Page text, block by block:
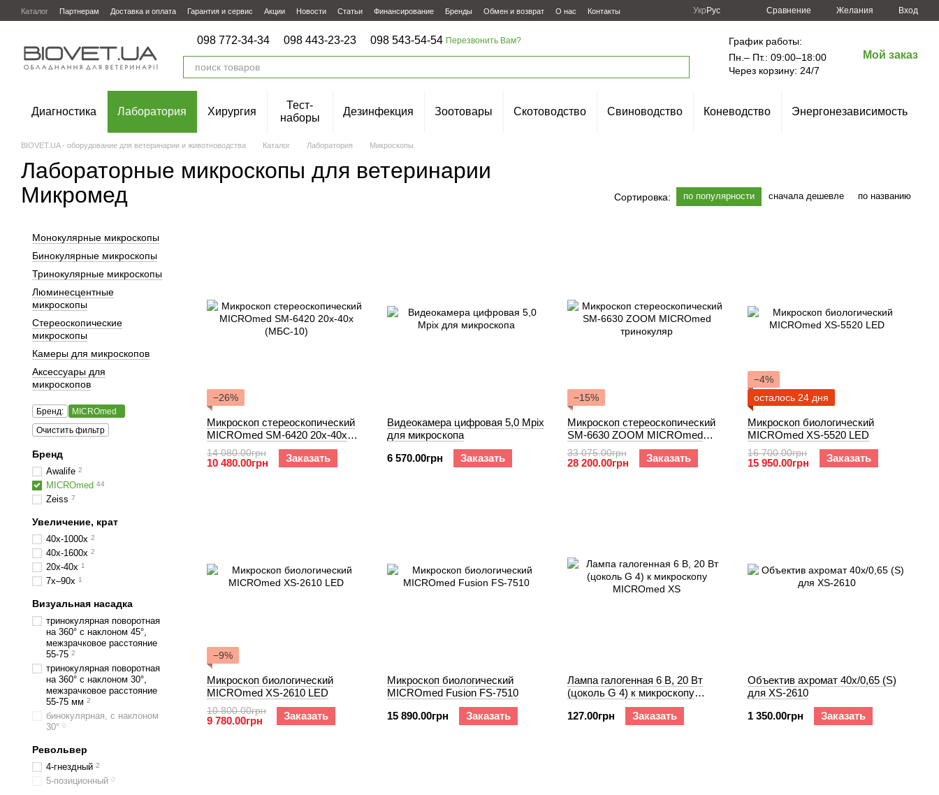
Перейти к основному контенту
Каталог Партнерам Доставка и оплата Гарантия и сервис Акции Новости Статьи Финансирование Бренды Обмен и возврат О нас Контакты Укр Рус Сравнение Желания Вход
098 772-34-34 098 443-23-23 098 543-54-54 Перезвонить Вам?
График работы:
Пн.– Пт.: 09:00–18:00
Через корзину: 24/7
Мой заказ
Диагностика Лаборатория Хирургия
Тест-
наборы
Дезинфекция Зоотовары Скотоводство Свиноводство Коневодство Энергонезависимость
BIOVET.UA - оборудование для ветеринарии и животноводства Каталог Лаборатория Микроскопы
Лабораторные микроскопы для ветеринарии
Микромед
Сортировка: по популярности сначала дешевле по названию
−26%
Микроскоп стереоскопический
MICROmed SM-6420 20x-40x
(МБС-10)
14 080.00грн
10 480.00грн Заказать
Видеокамера цифровая 5,0 Mpix
для микроскопа
6 570.00грн
Заказать
−15%
Микроскоп стереоскопический
SM-6630 ZOOM MICROmed
тринокуляр
33 075.00грн
28 200.00грн Заказать
−4%
осталось 24 дня
Микроскоп биологический
MICROmed XS-5520 LED
16 700.00грн
15 950.00грн Заказать
−9%
Микроскоп биологический
MICROmed XS-2610 LED
10 800.00грн
9 780.00грн Заказать
Микроскоп биологический
MICROmed Fusion FS-7510
15 890.00грн
Заказать
Лампа галогенная 6 В, 20 Вт
(цоколь G 4) к микроскопу
MICROmed XS
127.00грн
Заказать
Объектив ахромат 40х/0,65 (S)
для XS-2610
1 350.00грн
Заказать
Монокулярные микроскопы
Бинокулярные микроскопы
Тринокулярные микроскопы
Люминесцентные
микроскопы
Стереоскопические
микроскопы
Камеры для микроскопов
Аксессуары для
микроскопов
Бренд:
MICROmed
Очистить фильтр
Бренд
Awalife 2
MICROmed 44
Zeiss 7
Увеличение, крат
40x-1000х 2
40х-1600х 2
20x-40x 1
7x–90x 1
Визуальная насадка
тринокулярная поворотная
на 360° с наклоном 45°,
межзрачковое расстояние
55-75 2
тринокулярная поворотная
на 360° с наклоном 30°,
межзрачковое расстояние
55-75 мм 2
бинокулярная, с наклоном
30° 0
Револьвер
4-гнездный 2
5-позиционный 0